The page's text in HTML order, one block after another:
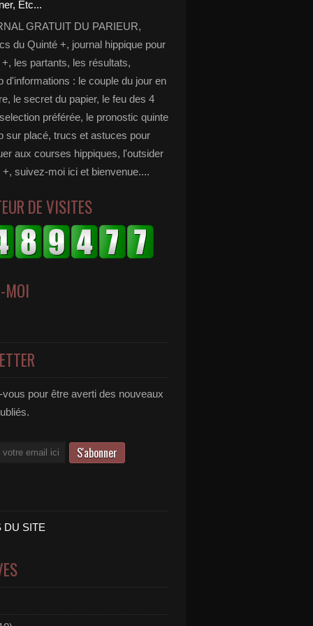
GRATUIT DU PARIEUR,
du Quinté +, journal hippique pour
les partants, les résultats,
d'informations : le couple du jour en
le secret du papier, le feu des 4
préférée, le pronostic quinte
sur placé, trucs et astuces pour
aux courses hippiques, l'outsider
+, suivez-moi ici et bienvenue....
DE VISITES
MOI
pour être averti des nouveaux
DU SITE